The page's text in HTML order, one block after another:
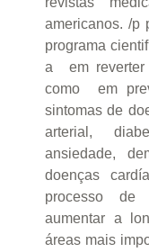
americanos. /p
programa
a em reverter
como em
sintomas de
arterial,
ansiedade,
doenças
processo de
aumentar a
áreas mais